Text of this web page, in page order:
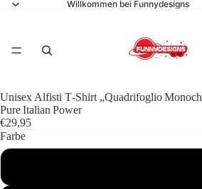
Willkommen bei Funnydesigns
Unisex Alfisti T‑Shirt „Quadrifoglio
Pure Italian Power
€29,95
Farbe